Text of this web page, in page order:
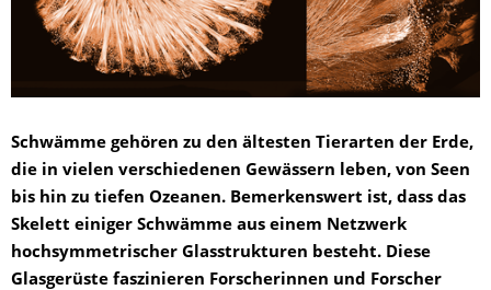
Schwämme gehören zu den ältesten Tierarten der Erde,
die in vielen verschiedenen Gewässern leben, von Seen
bis hin zu tiefen Ozeanen. Bemerkenswert ist, dass das
Skelett einiger Schwämme aus einem Netzwerk
hochsymmetrischer Glasstrukturen besteht. Diese
Glasgerüste faszinieren Forscherinnen und Forscher